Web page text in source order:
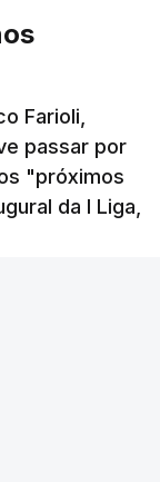
Farioli,
passar por
"próximos
da I Liga,